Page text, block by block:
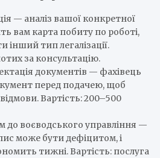
— аналіз вашої конкретної
вам карта побиту по роботі,
інший тип легалізації.
за консультацію.
документів — фахівець
перед подачею, щоб
Вартість: 200–500
до воєводського управління —
може бути дефіцитом, і
тижні. Вартість: послуга